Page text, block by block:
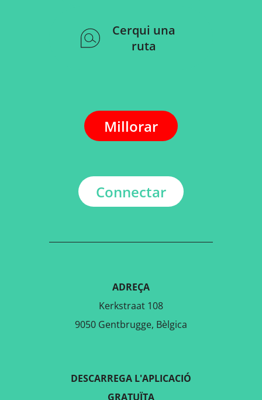
Cerqui una
ruta
Millorar
Connectar
ADREÇA
Kerkstraat 108
9050 Gentbrugge, Bèlgica
DESCARREGA L'APLICACIÓ
GRATUÏTA